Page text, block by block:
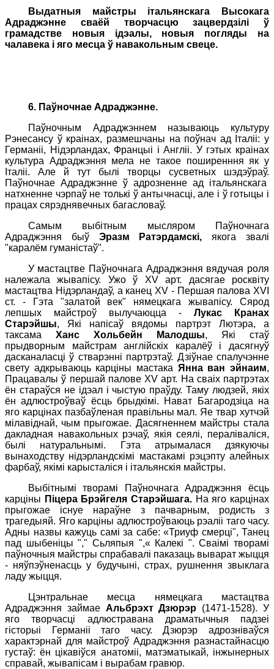
Выдатныя майстры італьянскага Высокага
Адраджэнне сваёй творчасцю зацвердзілі ў
грамадстве новыя ідэалы, новыя погляды на
чалавека і яго месца ў навакольным свеце.
6. Паўночнае Адраджэнне.
Паўночным Адраджэннем называюць культуру
Рэнесансу ў краінах, размешчаны на поўнач ад Італіі: у
Германіі, Нідэрландах, Францыі і Англіі. У гэтых краінах
культура Адраджэння мела не такое поширенння як у
Італіі. Але й тут былі творцы сусветных шэдэўраў.
Паўночнае Адраджэнне ў адрозненне ад італьянскага
натхненне чэрпаў не толькі ў антычнасці, але і ў готыцы і
працах сярэднявечных багасловаў.
Самым выбітным мысляром Паўночнага
Адраджэння быў Эразм Ратэрдамскі, якога звалі
"каралём гуманістаў".
У мастацтве Паўночнага Адраджэння вядучая роля
належала жывапісу. Ужо ў ХVарт. дасягае росквіту
мастацтва Нідэрландаў, а канец ХV - Першая палова ХV
ст. - Гэта "залатой век" нямецкага жывапісу. Сярод
лепшых майстроў вылучаюцца - Лукас Кранах
Старэйшы, Які напісаў вядомы партрэт Лютэра, а
таксама Ханс Хольбейн Малодшы, Які стаў
прыдворным майстрам англійскіх каралёў і дасягнуў
дасканаласці ў стварэнні партрэтаў. Дзіўнае спалучэнне
свету адкрываюць карціны мастака Янна ван эйнаим,
Працавалы ў першай палове ХV арт. На сваіх партрэтах
ён стараўся не ідэал і чыстую праўду. Таму людзей, якіх
ён адлюстроўваў ёсць брыдкімі. Нават Багародзіца на
яго карцінах пазбаўленая правільны мал. Яе твар хутчэй
мілавіднай, чым прыгожае. Дасягненнем майстры стала
дакладная навакольных рэчаў, якія сеялі, пераліваліся,
былі натуральнымі. Гэта атрымалася дзякуючы
вынаходству нідэрландскімі мастакамі рэцэпту алейных
фарбаў, якімі карысталіся і італьянскія майстры.
Выбітнымі творамі Паўночнага Адраджэння ёсць
карціны Піцера Брэйгеля Старэйшага. На яго карцінах
прыгожае існуе нараўне з пачварным, родисть з
трагедыяй. Яго карціны адлюстроўваюць рэаліі таго часу.
Адны назвы кажуць самі за сабе: «Триуф смерці", Танец
пад шыбеніцы "," Сьляпыя ",« Калекі ". Сваімі творамі
паўночныя майстры спрабавалі паказаць выварат жыцця
- няўпэўненасць у будучыні, страх, рушнення звыклага
ладу жыцця.
Цэнтральнае месца нямецкага мастацтва
Адраджэння займаеАльбрэхт Дзюрэр (1471-1528). У
яго творчасці адлюстравана драматычныя падзеі
гісторыі Германіі таго часу. Дзюрэр адрозніваўся
характэрнай для майстроў Адраджэння разнастайнасцю
густаў: ён цікавіўся анатоміі, матэматыкай, інжынерных
справай, жывапісам і вырабам гравюр.